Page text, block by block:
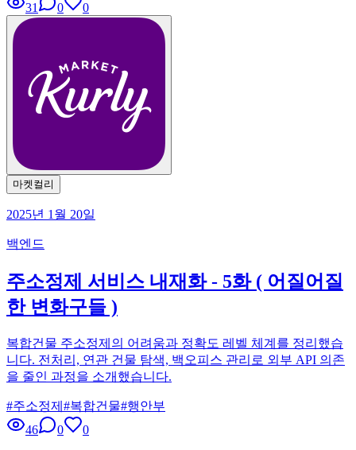
31
0 0
마켓컬리
2025년 1월 20일
백엔드
주소정제 서비스 내재화 - 5화 ( 어질어질
한 변화구들 )
복합건물 주소정제의 어려움과 정확도 레벨 체계를 정리했습
니다. 전처리, 연관 건물 탐색, 백오피스 관리로 외부 API 의존
을 줄인 과정을 소개했습니다.
#주소정제 #복합건물#행안부
46
0 0